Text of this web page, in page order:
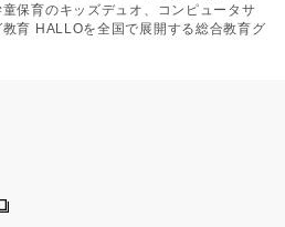
保育のキッズデュオ、コンピュータサ
育 HALLOを全国で展開する総合教育グ